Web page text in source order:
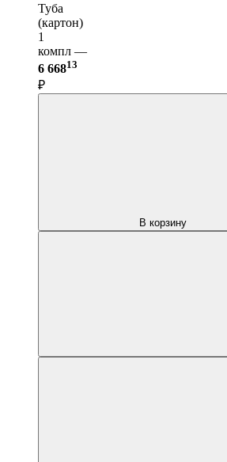
Туба
(картон)
1
компл —
6 66813
₽
В корзину